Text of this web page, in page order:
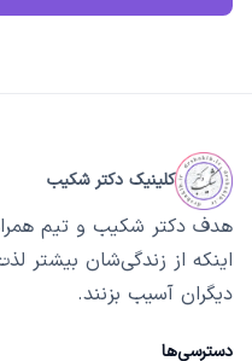
کلینیک دکتر شکیب
هدف دکتر شکیب و تیم
اینکه از زندگی‌شان بیشتر
دیگران آسیب بزنند.
دسترسی‌ها